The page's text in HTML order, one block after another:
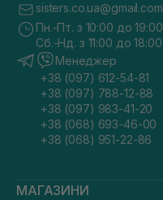
sisters.co.ua@gmail.com
Пн.-Пт. з 10:00 до 19:00
Сб.-Нд. з 11:00 до 18:00
Менеджер
+38 (097) 612-54-81
+38 (097) 788-12-88
+38 (097) 983-41-20
+38 (068) 693-46-00
+38 (068) 951-22-86
МАГАЗИНИ